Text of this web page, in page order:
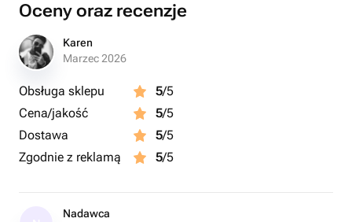
Oceny oraz recenzje
Karen
Marzec 2026
Obsługa sklepu 5/5
Cena/jakość
5/5
Dostawa
5/5
Zgodnie z reklamą
5/5
Nadawca